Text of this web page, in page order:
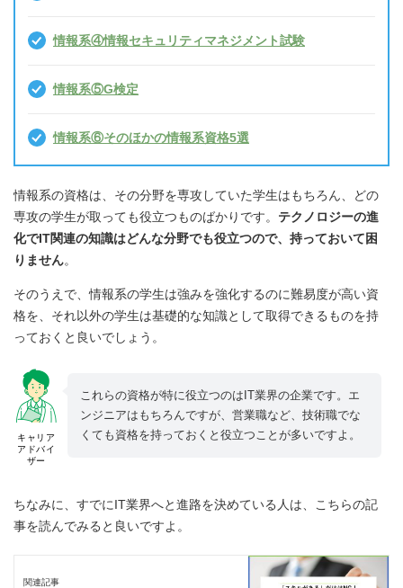
情報系④情報セキュリティマネジメント試験
情報系⑤G検定
情報系⑥そのほかの情報系資格5選
情報系の資格は、その分野を専攻していた学生はもちろん、どの
専攻の学生が取っても役立つものばかりです。 テクノロジーの進
化でIT関連の知識はどんな分野でも役立つので、持っておいて困
りません。
そのうえで、情報系の学生は強みを強化するのに難易度が高い資
格を、それ以外の学生は基礎的な知識として取得できるものを持
っておくと良いでしょう。
キャリア
アドバイ
ザー
これらの資格が特に役立つのはIT業界の企業です。エ
ンジニアはもちろんですが、営業職など、技術職でな
くても資格を持っておくと役立つことが多いですよ。
ちなみに、すでにIT業界へと進路を決めている人は、こちらの記
事を読んでみると良いですよ。
関連記事